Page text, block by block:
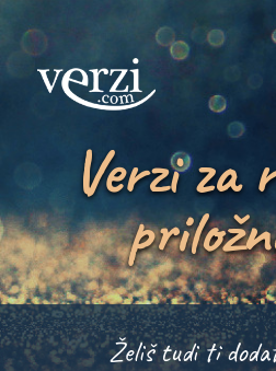
Verzi za
Želiš tudi ti